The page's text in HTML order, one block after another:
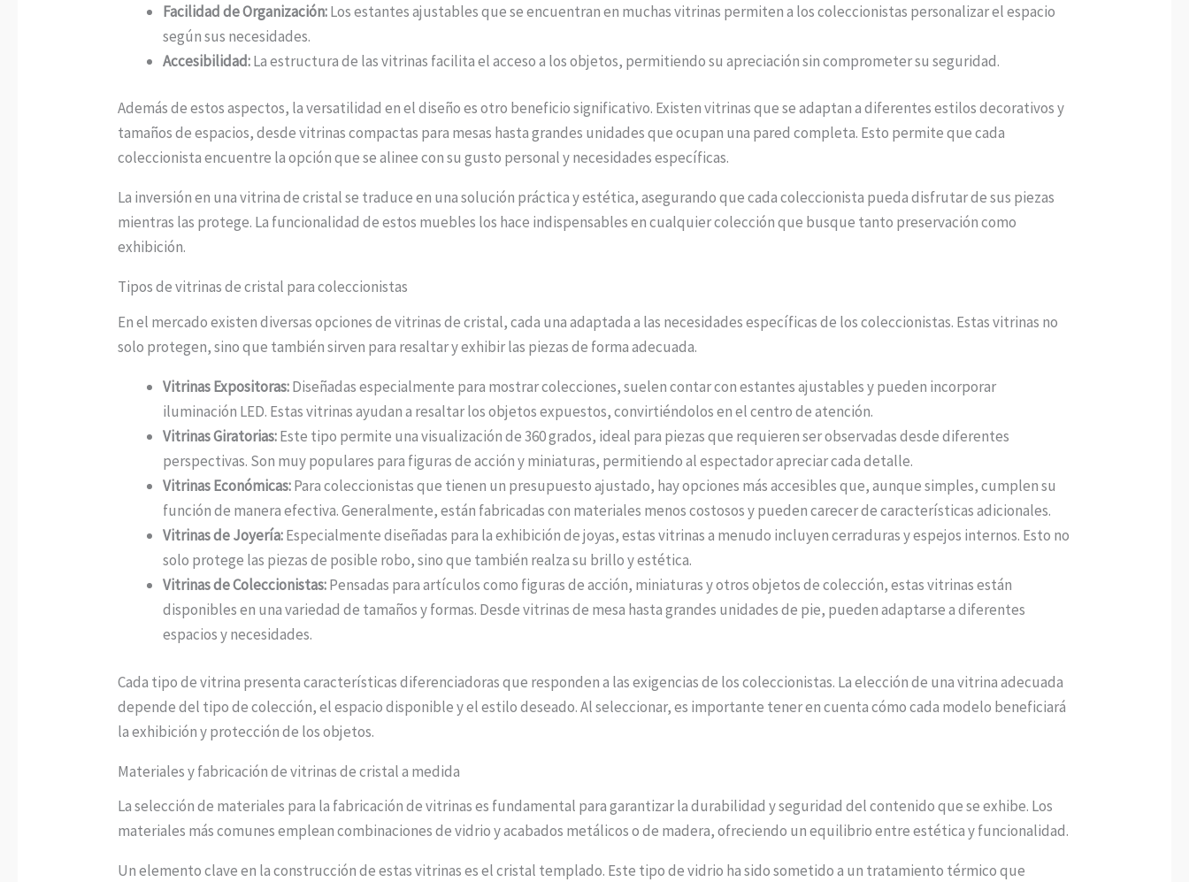
Facilidad de Organización:Los estantes ajustables que se encuentran en muchas vitrinas permiten a los coleccionistas personalizar el espacio
según sus necesidades.
Accesibilidad:La estructura de las vitrinas facilita el acceso a los objetos, permitiendo su apreciación sin comprometer su seguridad.
Además de estos aspectos, la versatilidad en el diseño es otro beneficio significativo. Existen vitrinas que se adaptan a diferentes estilos decorativos y
tamaños de espacios, desde vitrinas compactas para mesas hasta grandes unidades que ocupan una pared completa. Esto permite que cada
coleccionista encuentre la opción que se alinee con su gusto personal y necesidades específicas.
La inversión en una vitrina de cristal se traduce en una solución práctica y estética, asegurando que cada coleccionista pueda disfrutar de sus piezas
mientras las protege. La funcionalidad de estos muebles los hace indispensables en cualquier colección que busque tanto preservación como
exhibición.
Tipos de vitrinas de cristal para coleccionistas
En el mercado existen diversas opciones de vitrinas de cristal, cada una adaptada a las necesidades específicas de los coleccionistas. Estas vitrinas no
solo protegen, sino que también sirven para resaltar y exhibir las piezas de forma adecuada.
Vitrinas Expositoras:Diseñadas especialmente para mostrar colecciones, suelen contar con estantes ajustables y pueden incorporar
iluminación LED. Estas vitrinas ayudan a resaltar los objetos expuestos, convirtiéndolos en el centro de atención.
Vitrinas Giratorias:Este tipo permite una visualización de 360 grados, ideal para piezas que requieren ser observadas desde diferentes
perspectivas. Son muy populares para figuras de acción y miniaturas, permitiendo al espectador apreciar cada detalle.
Vitrinas Económicas:Para coleccionistas que tienen un presupuesto ajustado, hay opciones más accesibles que, aunque simples, cumplen su
función de manera efectiva. Generalmente, están fabricadas con materiales menos costosos y pueden carecer de características adicionales.
Vitrinas de Joyería:Especialmente diseñadas para la exhibición de joyas, estas vitrinas a menudo incluyen cerraduras y espejos internos. Esto no
solo protege las piezas de posible robo, sino que también realza su brillo y estética.
Vitrinas de Coleccionistas:Pensadas para artículos como figuras de acción, miniaturas y otros objetos de colección, estas vitrinas están
disponibles en una variedad de tamaños y formas. Desde vitrinas de mesa hasta grandes unidades de pie, pueden adaptarse a diferentes
espacios y necesidades.
Cada tipo de vitrina presenta características diferenciadoras que responden a las exigencias de los coleccionistas. La elección de una vitrina adecuada
depende del tipo de colección, el espacio disponible y el estilo deseado. Al seleccionar, es importante tener en cuenta cómo cada modelo beneficiará
la exhibición y protección de los objetos.
Materiales y fabricación de vitrinas de cristal a medida
La selección de materiales para la fabricación de vitrinas es fundamental para garantizar la durabilidad y seguridad del contenido que se exhibe. Los
materiales más comunes emplean combinaciones de vidrio y acabados metálicos o de madera, ofreciendo un equilibrio entre estética y funcionalidad.
Un elemento clave en la construcción de estas vitrinas es el cristal templado. Este tipo de vidrio ha sido sometido a un tratamiento térmico que